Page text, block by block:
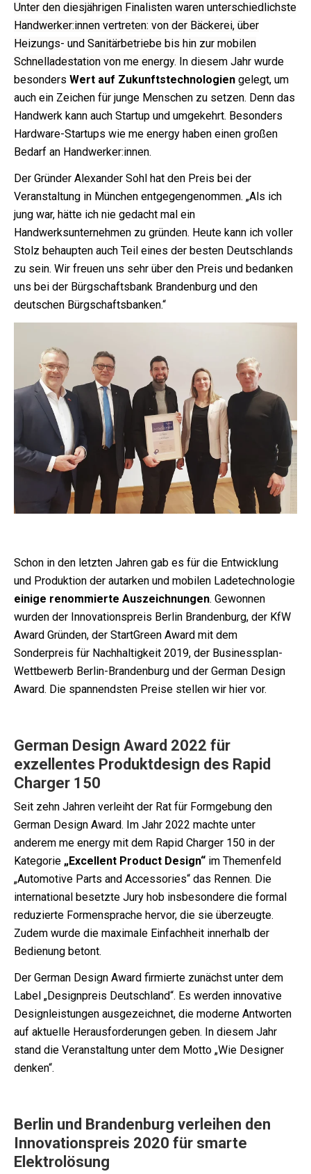
Unter den diesjährigen Finalisten waren unterschiedlichste
Handwerker:innen vertreten: von der Bäckerei, über
Heizungs- und Sanitärbetriebe bis hin zur mobilen
Schnelladestation von me energy. In diesem Jahr wurde
besonders Wert auf Zukunftstechnologien gelegt, um
auch ein Zeichen für junge Menschen zu setzen. Denn das
Handwerk kann auch Startup und umgekehrt. Besonders
Hardware-Startups wie me energy haben einen großen
Bedarf an Handwerker:innen.
Der Gründer Alexander Sohl hat den Preis bei der
Veranstaltung in München entgegengenommen. „Als ich
jung war, hätte ich nie gedacht mal ein
Handwerksunternehmen zu gründen. Heute kann ich voller
Stolz behaupten auch Teil eines der besten Deutschlands
zu sein. Wir freuen uns sehr über den Preis und bedanken
uns bei der Bürgschaftsbank Brandenburg und den
deutschen Bürgschaftsbanken.“
Schon in den letzten Jahren gab es für die Entwicklung
und Produktion der autarken und mobilen Ladetechnologie
einige renommierte Auszeichnungen. Gewonnen
wurden der Innovationspreis Berlin Brandenburg, der KfW
Award Gründen, der StartGreen Award mit dem
Sonderpreis für Nachhaltigkeit 2019, der Businessplan-
Wettbewerb Berlin-Brandenburg und der German Design
Award. Die spannendsten Preise stellen wir hier vor.
German Design Award 2022 für
exzellentes Produktdesign des Rapid
Charger 150
Seit zehn Jahren verleiht der Rat für Formgebung den
German Design Award. Im Jahr 2022 machte unter
anderem me energy mit dem Rapid Charger 150 in der
Kategorie „Excellent Product Design“ im Themenfeld
„Automotive Parts and Accessories“ das Rennen. Die
international besetzte Jury hob insbesondere die formal
reduzierte Formensprache hervor, die sie überzeugte.
Zudem wurde die maximale Einfachheit innerhalb der
Bedienung betont.
Der German Design Award firmierte zunächst unter dem
Label „Designpreis Deutschland“. Es werden innovative
Designleistungen ausgezeichnet, die moderne Antworten
auf aktuelle Herausforderungen geben. In diesem Jahr
stand die Veranstaltung unter dem Motto „Wie Designer
denken“.
Berlin und Brandenburg verleihen den
Innovationspreis 2020 für smarte
Elektrolösung